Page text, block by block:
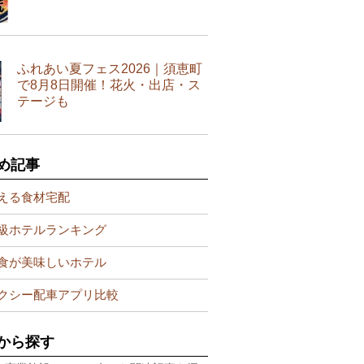
ふれあい夏フェス2026｜須恵町
で8月8日開催！花火・出店・ス
テージも
記事
る食材宅配
ホテルランキング
が美味しいホテル
シー配車アプリ比較
ら探す